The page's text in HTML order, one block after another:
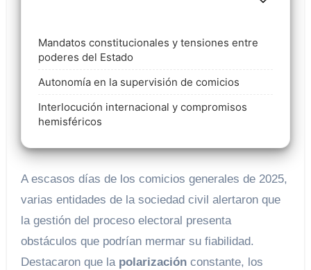
Mandatos constitucionales y tensiones entre
poderes del Estado
Autonomía en la supervisión de comicios
Interlocución internacional y compromisos
hemisféricos
A escasos días de los comicios generales de 2025,
varias entidades de la sociedad civil alertaron que
la gestión del proceso electoral presenta
obstáculos que podrían mermar su fiabilidad.
Destacaron que la polarizaciónconstante, los